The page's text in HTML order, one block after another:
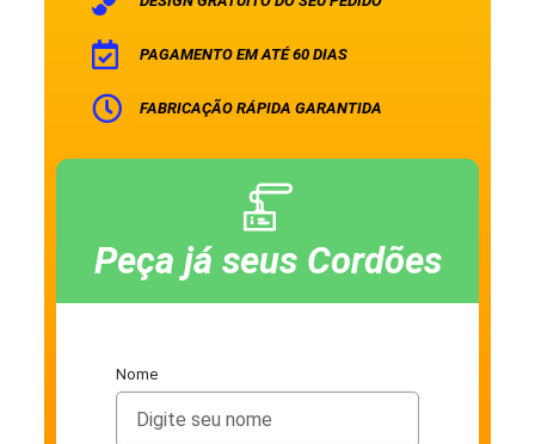
PAGAMENTO EM ATÉ 60 DIAS
FABRICAÇÃO RÁPIDA GARANTIDA
Peça já seus Cordões
Nome